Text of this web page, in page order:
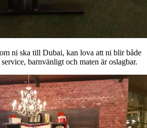
ni ska till Dubai, kan lova att ni blir både
barnvänligt och maten är oslagbar.